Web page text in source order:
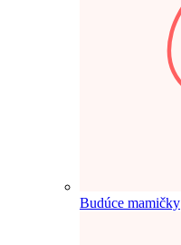
Budúce mamičky